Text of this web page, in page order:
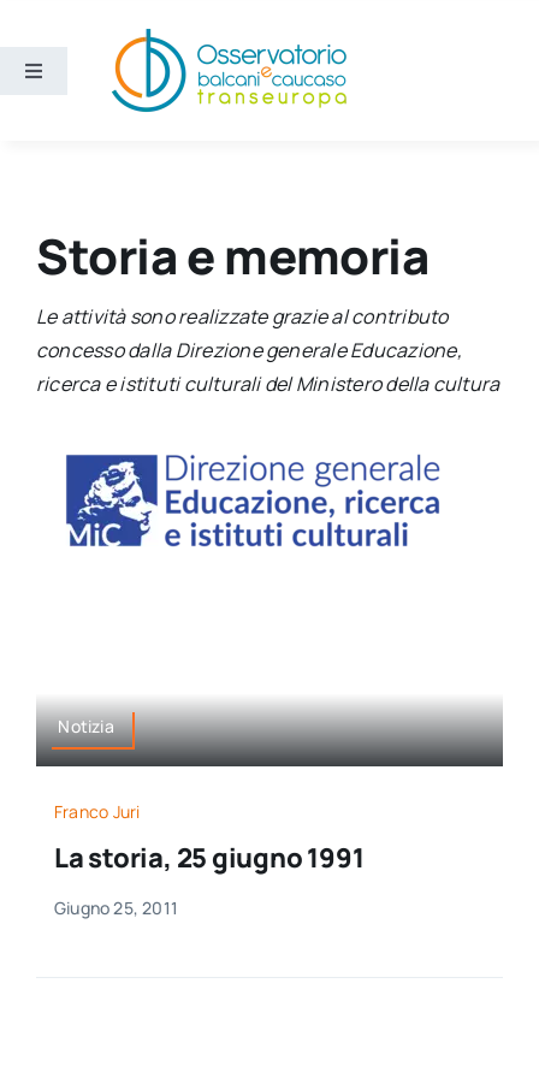
contenuto
Toggle
Sezioni
Chi siamo
Cerca
Ita
Storia e memoria
Le attività sono realizzate grazie al contributo
concesso dalla Direzione generale Educazione,
ricerca e istituti culturali del Ministero della cultura
Notizia
Franco Juri
La storia, 25 giugno 1991
Giugno 25, 2011